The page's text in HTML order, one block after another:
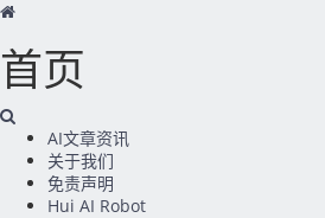
首页
AI文章资讯
关于我们
免责声明
Hui AI Robot